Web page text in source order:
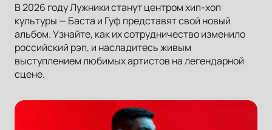
В 2026 году Лужники станут центром хип-хоп
культуры — Баста и Гуф представят свой новый
альбом. Узнайте, как их сотрудничество изменило
российский рэп, и насладитесь живым
выступлением любимых артистов на легендарной
сцене.